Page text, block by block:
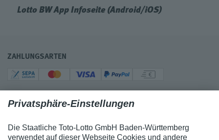
Lotto BW App Infoseite (Android/iOS)
ZAHLUNGSARTEN
ZERTIFIKATE